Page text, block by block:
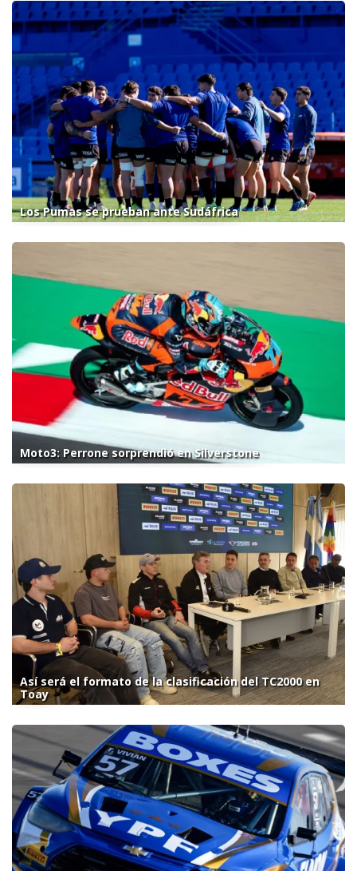
Los Pumas se prueban ante Sudáfrica
Moto3: Perrone sorprendió en Silverstone
Así será el formato de la clasificación del TC2000 en
Toay